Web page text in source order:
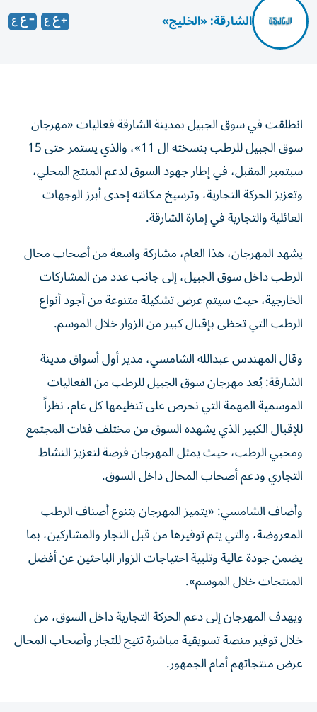
الشارقة: «الخليج»
انطلقت في سوق الجبيل بمدينة الشارقة فعاليات «مهرجان
سوق الجبيل للرطب بنسخته ال 11»، والذي يستمر حتى 15
سبتمبر المقبل، في إطار جهود السوق لدعم المنتج المحلي،
وتعزيز الحركة التجارية، وترسيخ مكانته إحدى أبرز الوجهات
العائلية والتجارية في إمارة الشارقة.
يشهد المهرجان، هذا العام، مشاركة واسعة من أصحاب محال
الرطب داخل سوق الجبيل، إلى جانب عدد من المشاركات
الخارجية، حيث سيتم عرض تشكيلة متنوعة من أجود أنواع
الرطب التي تحظى بإقبال كبير من الزوار خلال الموسم.
وقال المهندس عبدالله الشامسي، مدير أول أسواق مدينة
الشارقة: يُعد مهرجان سوق الجبيل للرطب من الفعاليات
الموسمية المهمة التي نحرص على تنظيمها كل عام، نظراً
للإقبال الكبير الذي يشهده السوق من مختلف فئات المجتمع
ومحبي الرطب، حيث يمثل المهرجان فرصة لتعزيز النشاط
التجاري ودعم أصحاب المحال داخل السوق.
وأضاف الشامسي: «يتميز المهرجان بتنوع أصناف الرطب
المعروضة، والتي يتم توفيرها من قبل التجار والمشاركين، بما
يضمن جودة عالية وتلبية احتياجات الزوار الباحثين عن أفضل
المنتجات خلال الموسم».
ويهدف المهرجان إلى دعم الحركة التجارية داخل السوق، من
خلال توفير منصة تسويقية مباشرة تتيح للتجار وأصحاب المحال
عرض منتجاتهم أمام الجمهور.